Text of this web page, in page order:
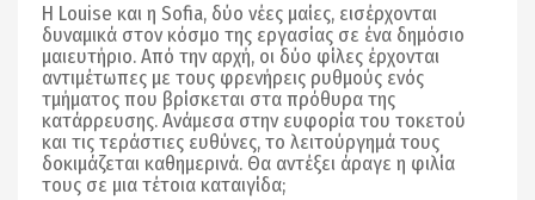
Η Louise και η Sofia, δύο νέες μαίες, εισέρχονται
δυναμικά στον κόσμο της εργασίας σε ένα δημόσιο
μαιευτήριο. Από την αρχή, οι δύο φίλες έρχονται
αντιμέτωπες με τους φρενήρεις ρυθμούς ενός
τμήματος που βρίσκεται στα πρόθυρα της
κατάρρευσης. Ανάμεσα στην ευφορία του τοκετού
και τις τεράστιες ευθύνες, το λειτούργημά τους
δοκιμάζεται καθημερινά. Θα αντέξει άραγε η φιλία
τους σε μια τέτοια καταιγίδα;